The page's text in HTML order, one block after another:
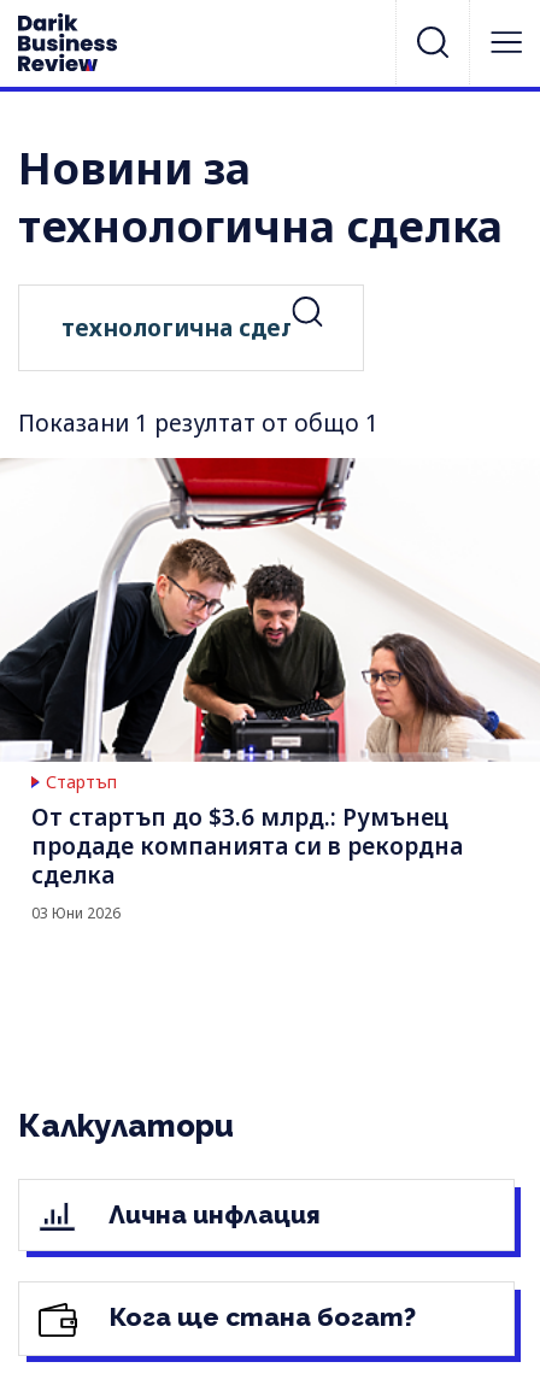
Новини за
технологична сделка
Показани 1 резултат от общо 1
Стартъп
От стартъп до $3.6 млрд.: Румънец
продаде компанията си в рекордна
сделка
03 Юни 2026
Калкулатори
Лична инфлация
Кога ще стана богат?